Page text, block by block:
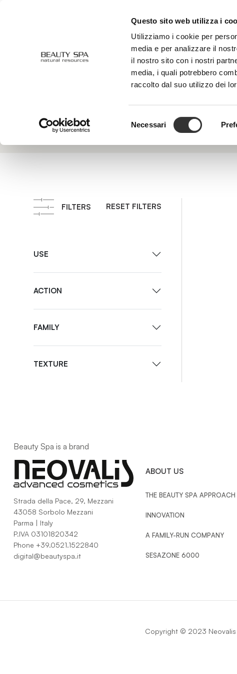
Questo sito web utilizza i
Utilizziamo i cookie per
media e per analizzare il
il nostro sito con i nostri
media, i quali potrebbero
raccolto dal suo utilizzo dei
del
Necessari
Vesiculosus
Extract
FILTERS RESET FILTERS
USE
ACTION
FAMILY
TEXTURE
Beauty Spa is a brand
Strada della Pace, 29, Mezzani
43058 Sorbolo Mezzani
Parma | Italy
P.IVA 03101820342
Phone +39.0521.1522840
digital@beautyspa.it
ABOUT US
THE BEAUTY SPA APPROACH
INNOVATION
A FAMILY-RUN COMPANY
SESAZONE 6000
Copyright © 2023 Neovalis